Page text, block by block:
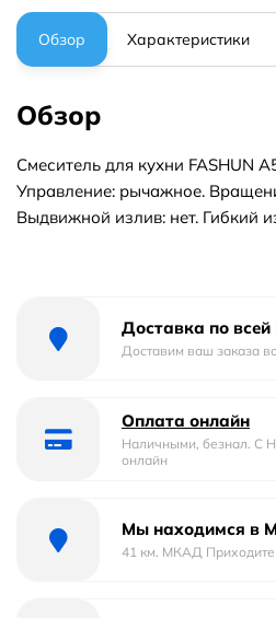
Обзор Характеристики
Обзор
Смеситель для кухни FASHUN
Управление: рычажное.
Выдвижной излив: нет. Гибкий
Доставка по всей
Доставим ваш заказа
Оплата онлайн
Наличными, безнал. С
онлайн
Мы находимся в
41 км. МКАД